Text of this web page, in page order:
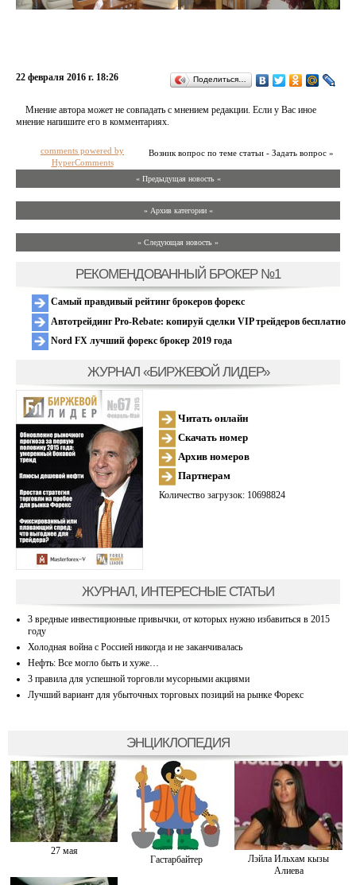
22 февраля 2016 г. 18:26 Поделиться…
Мнение автора может не совпадать с мнением редакции. Если у Вас иное
мнение напишите его в комментариях.
Возник вопрос по теме статьи - Задать вопрос »
comments powered by
HyperComments
« Предыдущая новость «
» Архив категории «
» Следующая новость »
РЕКОМЕНДОВАННЫЙ БРОКЕР №1
Самый правдивый рейтинг брокеров форекс
Автотрейдинг Pro-Rebate: копируй сделки VIP трейдеров бесплатно
Nord FX лучший форекс брокер 2019 года
ЖУРНАЛ «БИРЖЕВОЙ ЛИДЕР»
Читать онлайн
Скачать номер
Архив номеров
Партнерам
Количество загрузок: 10698824
ЖУРНАЛ, ИНТЕРЕСНЫЕ СТАТЬИ
3 вредные инвестиционные привычки, от которых нужно избавиться в 2015
году
Холодная война с Россией никогда и не заканчивалась
Нефть: Все могло быть и хуже…
3 правила для успешной торговли мусорными акциями
Лучший вариант для убыточных торговых позиций на рынке Форекс
ЭНЦИКЛОПЕДИЯ
27 мая
Гастарбайтер
Лэйла Ильхам кызы
Алиева